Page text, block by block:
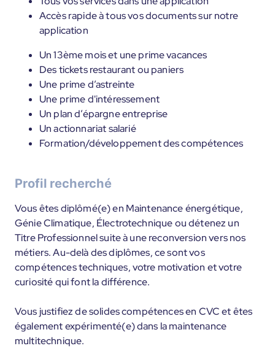
Accès rapide à tous vos documents sur notre
application
Un 13ème mois et une prime vacances
Des tickets restaurant ou paniers
Une prime d’astreinte
Une prime d'intéressement
Un plan d’épargne entreprise
Un actionnariat salarié
Formation/développement des compétences
Profil recherché
Vous êtes diplômé(e) en Maintenance énergétique,
Génie Climatique, Électrotechnique ou détenez un
Titre Professionnel suite à une reconversion vers nos
métiers. Au-delà des diplômes, ce sont vos
compétences techniques, votre motivation et votre
curiosité qui font la différence.
Vous justifiez de solides compétences en CVC et êtes
également expérimenté(e) dans la maintenance
multitechnique.